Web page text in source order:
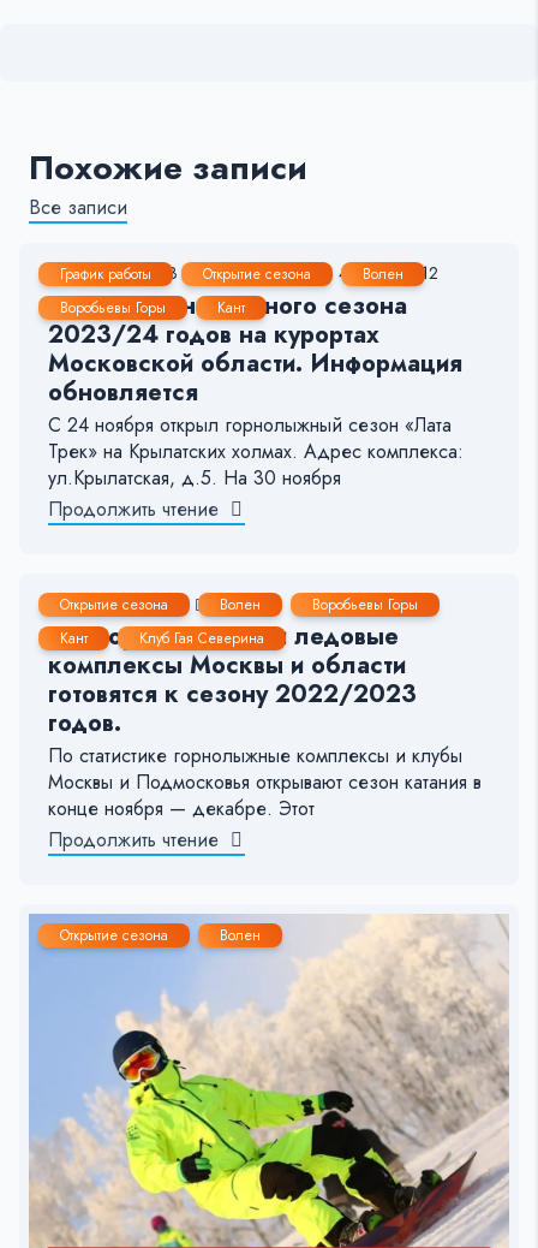
Похожие записи
Все записи
График работы Открытие сезона
Волен
Воробьевы Горы
Кант
28 Ноя, 2023 17-22 мин. 4665 12
Начало горнолыжного сезона
2023/24 годов на курортах
Московской области. Информация
обновляется
С 24 ноября открыл горнолыжный сезон «Лата
Трек» на Крылатских холмах. Адрес комплекса:
ул.Крылатская, д.5. На 30 ноября
Продолжить чтение
Открытие сезона Волен
Воробьевы Горы
Кант
Клуб Гая Северина
10 Дек, 2022 5-6 мин. 2712 4
Как горнолыжные и ледовые
комплексы Москвы и области
готовятся к сезону 2022/2023
годов.
По статистике горнолыжные комплексы и клубы
Москвы и Подмосковья открывают сезон катания в
конце ноября — декабре. Этот
Продолжить чтение
Открытие сезона Волен